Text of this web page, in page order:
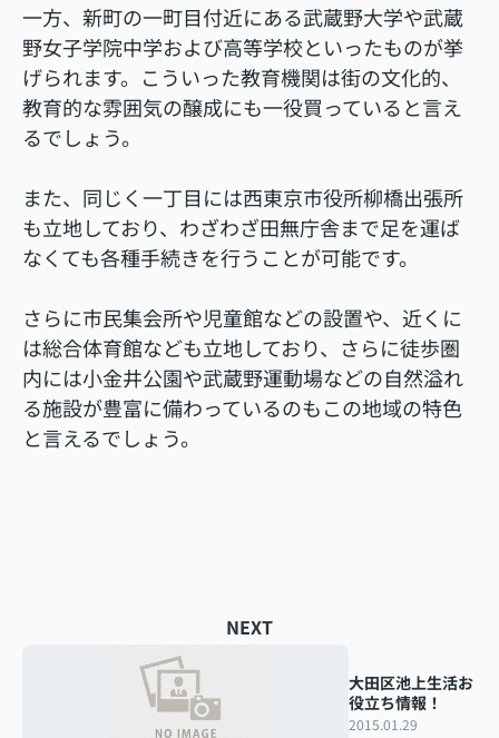
一方、新町の一町目付近にある武蔵野大学や武蔵
野女子学院中学および高等学校といったものが挙
げられます。こういった教育機関は街の文化的、
教育的な雰囲気の醸成にも一役買っていると言え
るでしょう。
また、同じく一丁目には西東京市役所柳橋出張所
も立地しており、わざわざ田無庁舎まで足を運ば
なくても各種手続きを行うことが可能です。
さらに市民集会所や児童館などの設置や、近くに
は総合体育館なども立地しており、さらに徒歩圏
内には小金井公園や武蔵野運動場などの自然溢れ
る施設が豊富に備わっているのもこの地域の特色
と言えるでしょう。
NEXT
大田区池上生活お
役立ち情報！
2015.01.29